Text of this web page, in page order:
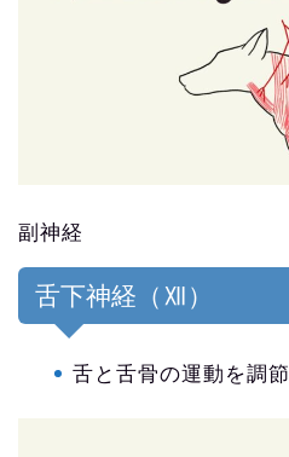
副神経
舌下神経（Ⅻ）
舌と舌骨の運動を調節